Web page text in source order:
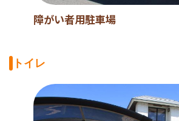
障がい者用駐車場
トイレ